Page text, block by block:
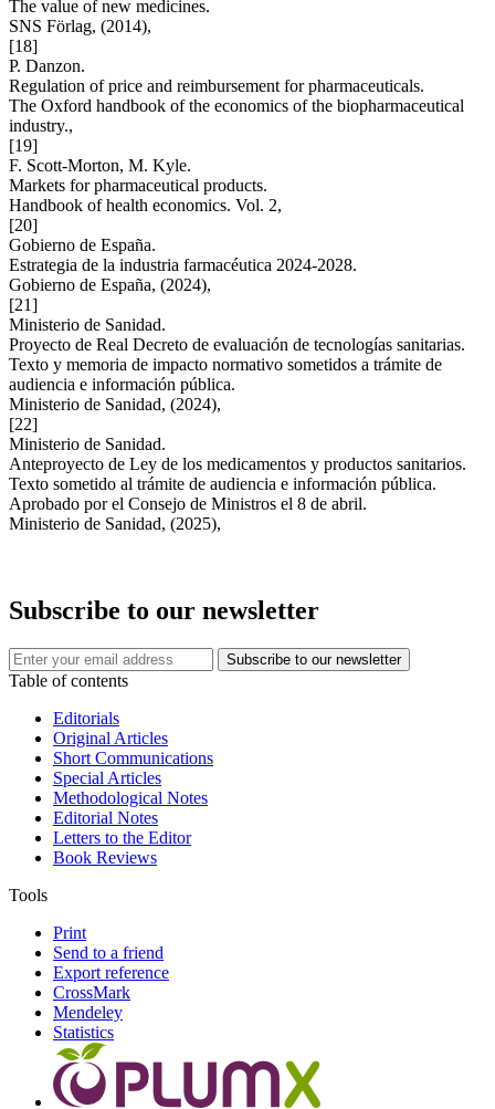
The value of new medicines.
SNS Förlag, (2014),
[18]
P. Danzon.
Regulation of price and reimbursement for pharmaceuticals.
The Oxford handbook of the economics of the biopharmaceutical
industry.,
[19]
F. Scott-Morton, M. Kyle.
Markets for pharmaceutical products.
Handbook of health economics. Vol. 2,
[20]
Gobierno de España.
Estrategia de la industria farmacéutica 2024-2028.
Gobierno de España, (2024),
[21]
Ministerio de Sanidad.
Proyecto de Real Decreto de evaluación de tecnologías sanitarias.
Texto y memoria de impacto normativo sometidos a trámite de
audiencia e información pública.
Ministerio de Sanidad, (2024),
[22]
Ministerio de Sanidad.
Anteproyecto de Ley de los medicamentos y productos sanitarios.
Texto sometido al trámite de audiencia e información pública.
Aprobado por el Consejo de Ministros el 8 de abril.
Ministerio de Sanidad, (2025),
Subscribe to our newsletter
Table of contents
Editorials
Original Articles
Short Communications
Special Articles
Methodological Notes
Editorial Notes
Letters to the Editor
Book Reviews
Tools
Print
Send to a friend
Export reference
CrossMark
Mendeley
Statistics